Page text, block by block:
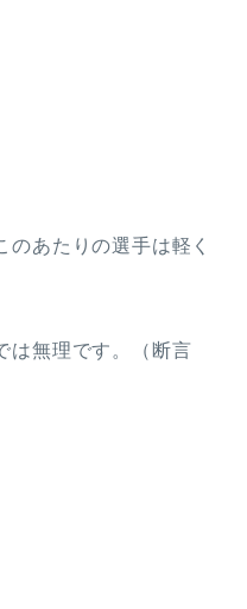
あたりの選手は軽く
は無理です。（断言